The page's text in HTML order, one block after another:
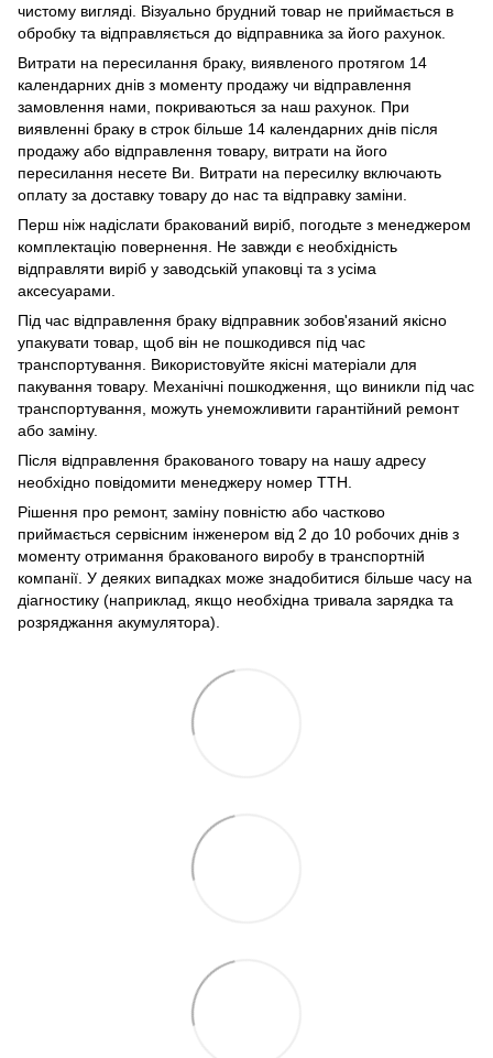
чистому вигляді. Візуально брудний товар не приймається в
обробку та відправляється до відправника за його рахунок.
Витрати на пересилання браку, виявленого протягом 14
календарних днів з моменту продажу чи відправлення
замовлення нами, покриваються за наш рахунок. При
виявленні браку в строк більше 14 календарних днів після
продажу або відправлення товару, витрати на його
пересилання несете Ви. Витрати на пересилку включають
оплату за доставку товару до нас та відправку заміни.
Перш ніж надіслати бракований виріб, погодьте з менеджером
комплектацію повернення. Не завжди є необхідність
відправляти виріб у заводській упаковці та з усіма
аксесуарами.
Під час відправлення браку відправник зобов'язаний якісно
упакувати товар, щоб він не пошкодився під час
транспортування. Використовуйте якісні матеріали для
пакування товару. Механічні пошкодження, що виникли під час
транспортування, можуть унеможливити гарантійний ремонт
або заміну.
Після відправлення бракованого товару на нашу адресу
необхідно повідомити менеджеру номер ТТН.
Рішення про ремонт, заміну повністю або частково
приймається сервісним інженером від 2 до 10 робочих днів з
моменту отримання бракованого виробу в транспортній
компанії. У деяких випадках може знадобитися більше часу на
діагностику (наприклад, якщо необхідна тривала зарядка та
розряджання акумулятора).